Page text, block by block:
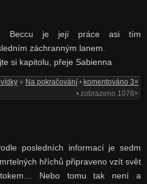
Beccu je její práce asi tím
záchranným lanem.
si kapitolu, přeje Sabienna
» Na pokračování • komentováno 3×
• zobrazeno 1078×
posledních informací je sedm
hříchů připraveno vzít svět
Nebo tomu tak není a